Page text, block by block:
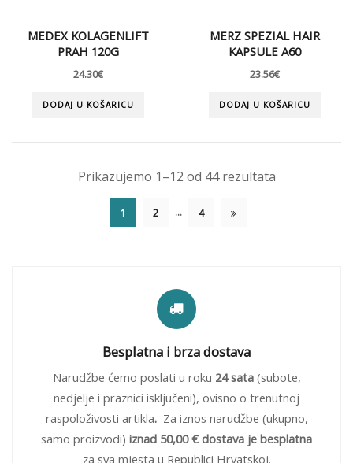
MEDEX KOLAGENLIFT
PRAH 120G
24.30€
DODAJ U KOŠARICU
MERZ SPEZIAL HAIR
KAPSULE A60
23.56€
DODAJ U KOŠARICU
Prikazujemo 1–12 od 44 rezultata
1 2 … 4
Besplatna i brza dostava
Narudžbe ćemo poslati u roku 24 sata(subote,
nedjelje i praznici isključeni), ovisno o trenutnoj
raspoloživosti artikla.Za iznos narudžbe (ukupno,
samo proizvodi) iznad 50,00 € dostava je besplatna
za sva mjesta u Republici Hrvatskoj.